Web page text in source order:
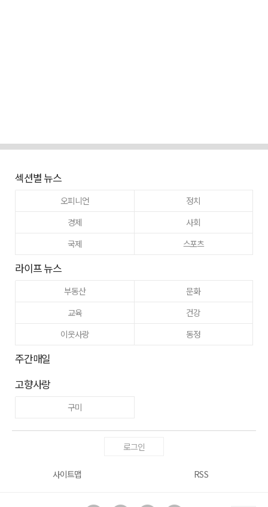
섹션별 뉴스
오피니언
정치
경제
사회
국제
스포츠
라이프 뉴스
부동산
문화
교육
건강
이웃사랑
동정
주간매일
고향사랑
구미
로그인
사이트맵 RSS